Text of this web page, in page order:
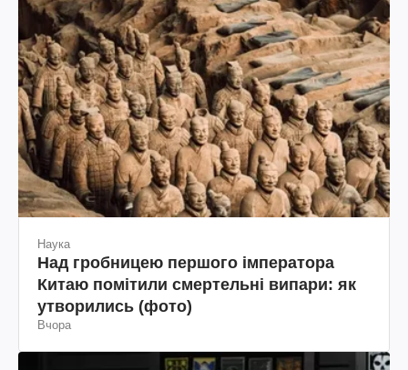
Наука
Над гробницею першого імператора
Китаю помітили смертельні випари: як
утворились (фото)
Вчора